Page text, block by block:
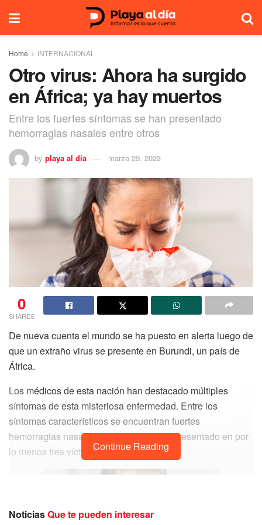
Home INTERNACIONAL
Otro virus: Ahora ha surgido
en África; ya hay muertos
Entre los fuertes síntomas se han presentado
hemorragias nasales entre otros
by playa al dia marzo 29, 2023
0
SHARES
De nueva cuenta el mundo se ha puesto en alerta luego de
que un extraño virus se presente en Burundi, un país de
África.
Los médicos de esta nación han destacado múltiples
síntomas de esta misteriosa enfermedad. Entre los
síntomas característicos se encuentran fuertes
hemorragias nasales las cuales se han presentado en por
lo menos tres víctimas.Continue Reading
NoticiasQue te pueden interesar